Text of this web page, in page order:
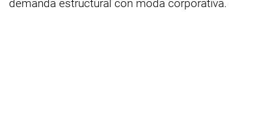
demanda estructural con moda corporativa.